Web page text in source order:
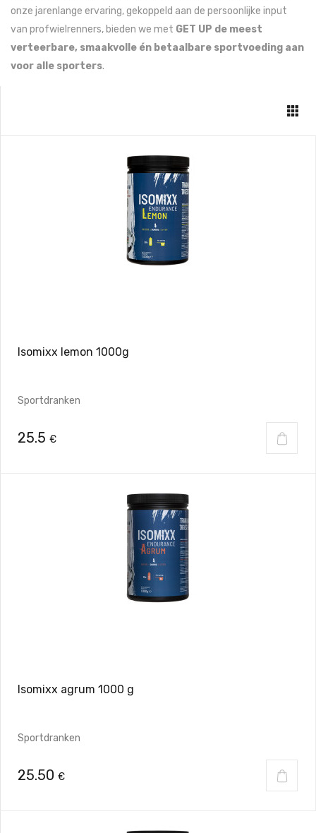
onze jarenlange ervaring, gekoppeld aan de persoonlijke input
van profwielrenners, bieden we met GET UP de meest
verteerbare, smaakvolle én betaalbare sportvoeding aan
voor alle sporters.
Isomixx lemon 1000g
Sportdranken
25.5 €
Isomixx agrum 1000 g
Sportdranken
25.50 €